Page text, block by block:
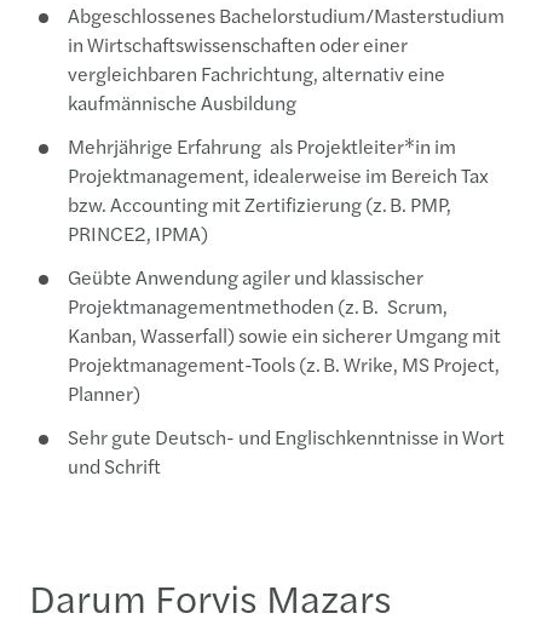
Abgeschlossenes Bachelorstudium/Masterstudium
in Wirtschaftswissenschaften oder einer
vergleichbaren Fachrichtung, alternativ eine
kaufmännische Ausbildung
Mehrjährige Erfahrung als Projektleiter*in im
Projektmanagement, idealerweise im BereichTax
bzw. Accountingmit Zertifizierung (z. B. PMP,
PRINCE2, IPMA)
Geübte Anwendung agiler und klassischer
Projektmanagementmethoden (z. B. Scrum,
Kanban, Wasserfall) sowie einsicherer Umgang mit
Projektmanagement-Tools (z. B.Wrike, MS Project,
Planner)
Sehr gute Deutsch- und Englischkenntnisse in Wort
und Schrift
Darum Forvis Mazars